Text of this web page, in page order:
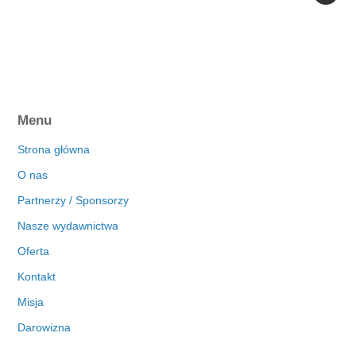
Menu
Strona główna
O nas
Partnerzy / Sponsorzy
Nasze wydawnictwa
Oferta
Kontakt
Misja
Darowizna